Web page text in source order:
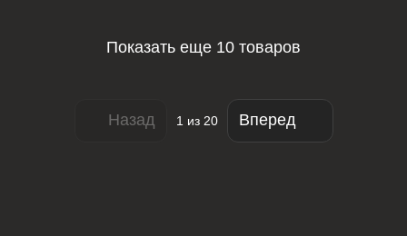
Показать еще 10 товаров
Назад 1 из 20 Вперед